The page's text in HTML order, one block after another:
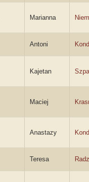
Marianna
Antoni
Kajetan
Maciej
Anastazy
Teresa